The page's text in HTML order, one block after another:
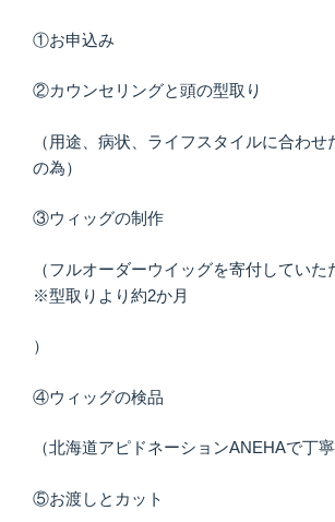
①お申込み
②カウンセリングと頭の型取り
（用途、病状、ライフスタイルに合わ
の為）
③ウィッグの制作
（フルオーダーウイッグを寄付してい
※型取りより約2か月
）
④ウィッグの検品
（北海道アピドネーションANEHAで丁寧
⑤お渡しとカット